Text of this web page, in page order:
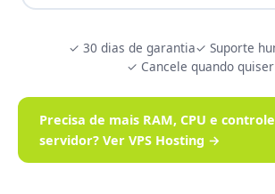
✓ 30 dias de garantia✓ Suporte
✓ Cancele quando quiser
Precisa de mais RAM, CPU e
servidor? Ver VPS Hosting →